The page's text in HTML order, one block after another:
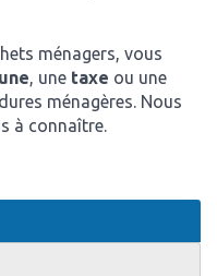
ménagers, vous
, une taxe ou une
ménagères. Nous
à connaître.